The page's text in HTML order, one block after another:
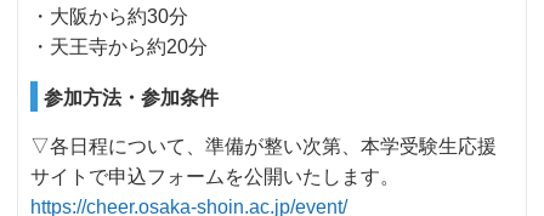
・大阪から約30分
・天王寺から約20分
参加方法・参加条件
▽各日程について、準備が整い次第、本学受験生応援
サイトで申込フォームを公開いたします。
https://cheer.osaka-shoin.ac.jp/event/